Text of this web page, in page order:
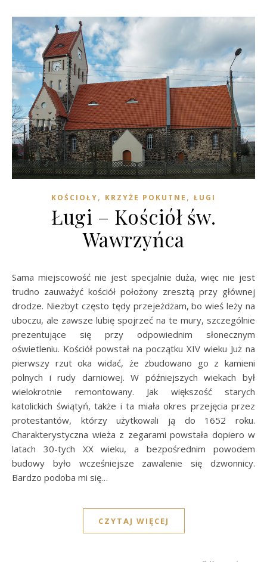
KOŚCIOŁY, KRZYŻE POKUTNE , ŁUGI
Ługi – Kościół św.
Wawrzyńca
Sama miejscowość nie jest specjalnie duża, więc nie jest
trudno zauważyć kościół położony zresztą przy głównej
drodze. Niezbyt często tędy przejeżdżam, bo wieś leży na
uboczu, ale zawsze lubię spojrzeć na te mury, szczególnie
prezentujące się przy odpowiednim słonecznym
oświetleniu. Kościół powstał na początku XIV wieku Już na
pierwszy rzut oka widać, że zbudowano go z kamieni
polnych i rudy darniowej. W późniejszych wiekach był
wielokrotnie remontowany. Jak większość starych
katolickich świątyń, także i ta miała okres przejęcia przez
protestantów, którzy użytkowali ją do 1652 roku.
Charakterystyczna wieża z zegarami powstała dopiero w
latach 30-tych XX wieku, a bezpośrednim powodem
budowy było wcześniejsze zawalenie się dzwonnicy.
Bardzo podoba mi się…
CZYTAJ WIĘCEJ